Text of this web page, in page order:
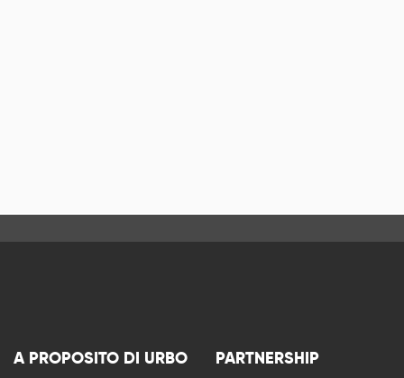
A PROPOSITO DI URBO PARTNERSHIP